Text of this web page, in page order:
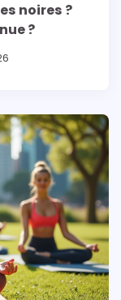
noires ?
?